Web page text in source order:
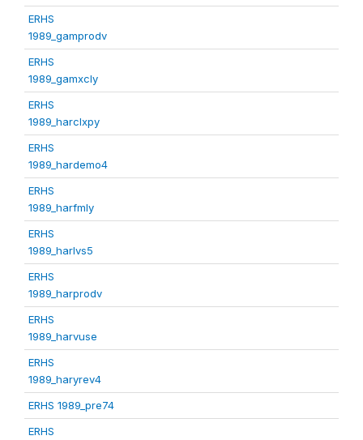
ERHS
1989_gamprodv
ERHS
1989_gamxcly
ERHS
1989_harclxpy
ERHS
1989_hardemo4
ERHS
1989_harfmly
ERHS
1989_harlvs5
ERHS
1989_harprodv
ERHS
1989_harvuse
ERHS
1989_haryrev4
ERHS 1989_pre74
ERHS